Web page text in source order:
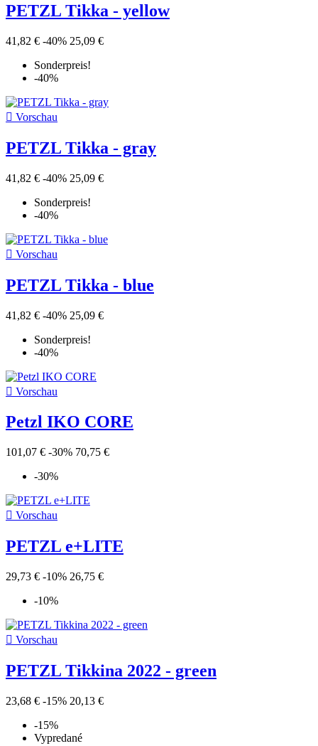
PETZL Tikka - yellow
41,82 € -40% 25,09 €
Sonderpreis!
-40%
 Vorschau
PETZL Tikka - gray
41,82 € -40% 25,09 €
Sonderpreis!
-40%
 Vorschau
PETZL Tikka - blue
41,82 € -40% 25,09 €
Sonderpreis!
-40%
 Vorschau
Petzl IKO CORE
101,07 € -30% 70,75 €
-30%
 Vorschau
PETZL e+LITE
29,73 € -10% 26,75 €
-10%
 Vorschau
PETZL Tikkina 2022 - green
23,68 € -15% 20,13 €
-15%
Vypredané